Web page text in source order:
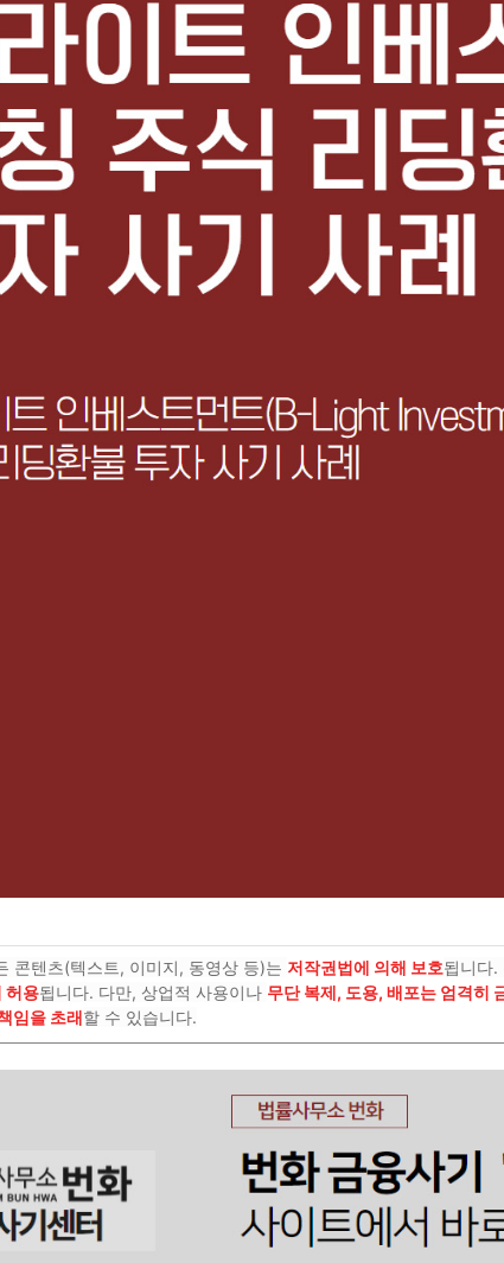
콘텐츠(텍스트, 이미지, 동영상 등)는 저작권법에 의해 보호됩니다.
허용됩니다. 다만, 상업적 사용이나 무단 복제, 도용, 배포는 엄격히
임을 초래할 수 있습니다.